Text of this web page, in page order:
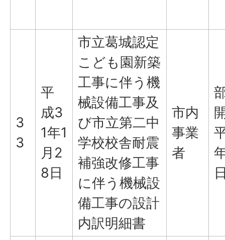
3
3
平
成3
1年1
月2
8日
市立葛城認定
こども園新築
工事に伴う機
械設備工事及
び市立第二中
学校校舎耐震
補強改修工事
に伴う機械設
備工事の設計
内訳明細書
市内
事業
者